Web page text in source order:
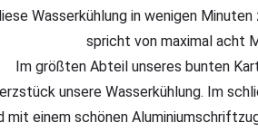
Wasserkühlung in wenigen
spricht von maximal acht
Im größten Abteil unseres bunten
unsere Wasserkühlung. Im
mit einem schönen